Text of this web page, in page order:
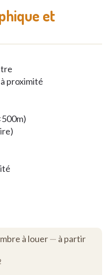
et
proximité
à louer— à partir